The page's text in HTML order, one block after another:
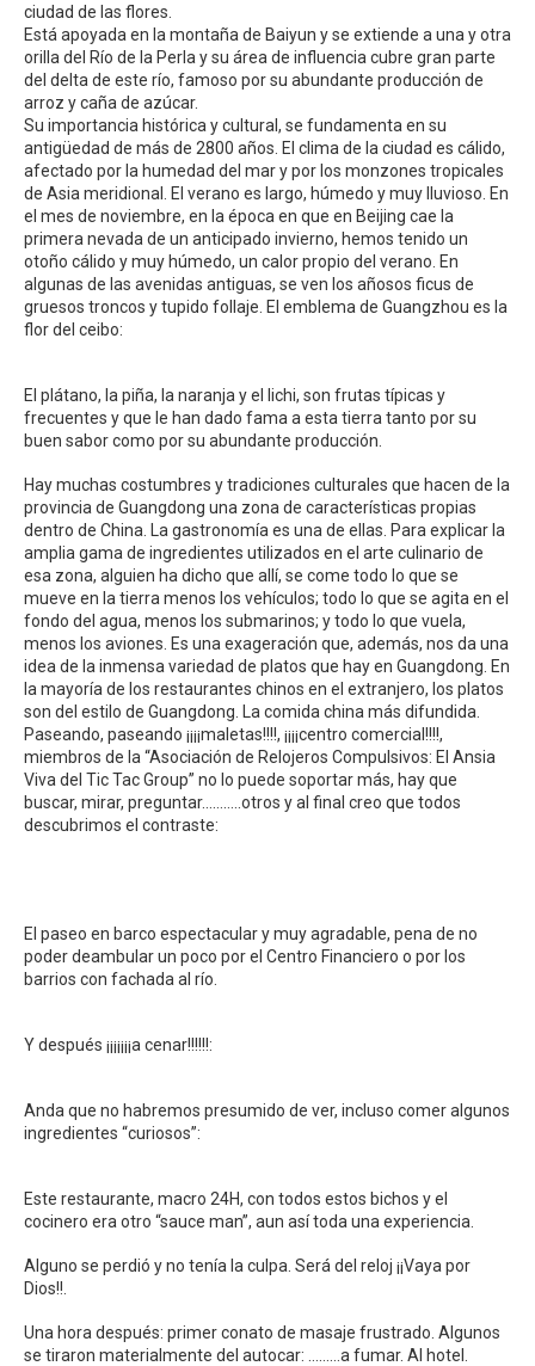
ciudad de las flores.
Está apoyada en la montaña de Baiyun y se extiende a una y otra
orilla del Río de la Perla y su área de influencia cubre gran parte
del delta de este río, famoso por su abundante producción de
arroz y caña de azúcar.
Su importancia histórica y cultural, se fundamenta en su
antigüedad de más de 2800 años. El clima de la ciudad es cálido,
afectado por la humedad del mar y por los monzones tropicales
de Asia meridional. El verano es largo, húmedo y muy lluvioso. En
el mes de noviembre, en la época en que en Beijing cae la
primera nevada de un anticipado invierno, hemos tenido un
otoño cálido y muy húmedo, un calor propio del verano. En
algunas de las avenidas antiguas, se ven los añosos ficus de
gruesos troncos y tupido follaje. El emblema de Guangzhou es la
flor del ceibo:
El plátano, la piña, la naranja y el lichi, son frutas típicas y
frecuentes y que le han dado fama a esta tierra tanto por su
buen sabor como por su abundante producción.
Hay muchas costumbres y tradiciones culturales que hacen de la
provincia de Guangdong una zona de características propias
dentro de China. La gastronomía es una de ellas. Para explicar la
amplia gama de ingredientes utilizados en el arte culinario de
esa zona, alguien ha dicho que allí, se come todo lo que se
mueve en la tierra menos los vehículos; todo lo que se agita en el
fondo del agua, menos los submarinos; y todo lo que vuela,
menos los aviones. Es una exageración que, además, nos da una
idea de la inmensa variedad de platos que hay en Guangdong. En
la mayoría de los restaurantes chinos en el extranjero, los platos
son del estilo de Guangdong. La comida china más difundida.
Paseando, paseando ¡¡¡¡maletas!!!!, ¡¡¡¡centro comercial!!!!,
miembros de la “Asociación de Relojeros Compulsivos: El Ansia
Viva del Tic Tac Group” no lo puede soportar más, hay que
buscar, mirar, preguntar………..otros y al final creo que todos
descubrimos el contraste:
El paseo en barco espectacular y muy agradable, pena de no
poder deambular un poco por el Centro Financiero o por los
barrios con fachada al río.
Y después ¡¡¡¡¡¡¡a cenar!!!!!!:
Anda que no habremos presumido de ver, incluso comer algunos
ingredientes “curiosos”:
Este restaurante, macro 24H, con todos estos bichos y el
cocinero era otro “sauce man”, aun así toda una experiencia.
Alguno se perdió y no tenía la culpa. Será del reloj ¡¡Vaya por
Dios!!.
Una hora después: primer conato de masaje frustrado. Algunos
se tiraron materialmente del autocar: ………a fumar. Al hotel.